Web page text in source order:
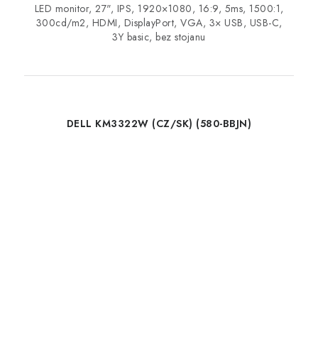
LED monitor, 27", IPS, 1920×1080, 16:9, 5ms, 1500:1,
300cd/m2, HDMI, DisplayPort, VGA, 3× USB, USB-C,
3Y basic, bez stojanu
DELL KM3322W (CZ/SK) (580-BBJN)